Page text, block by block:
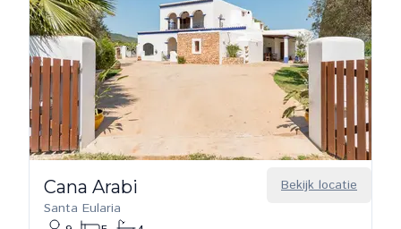
Bekijk locatie
Cana Arabi
Santa Eularia